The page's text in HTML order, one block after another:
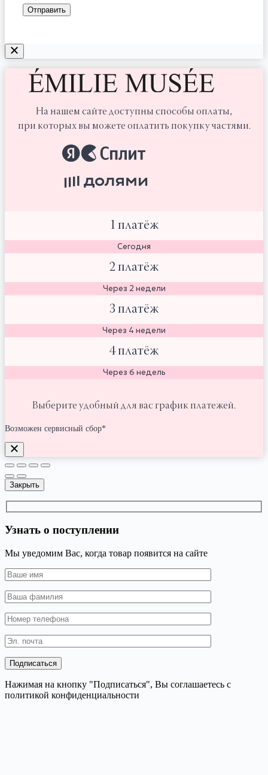
На нашем сайте доступны способы оплаты,
при которых вы можете оплатить покупку частями.
1 платёж
Сегодня
2 платёж
Через 2 недели
3 платёж
Через 4 недели
4 платёж
Через 6 недель
Выберите удобный для вас график платежей.
Возможен сервисный сбор*
Закрыть
Узнать о поступлении
Мы уведомим Вас, когда товар появится на сайте
Нажимая на кнопку "Подписаться", Вы соглашаетесь с
политикой конфиденциальности